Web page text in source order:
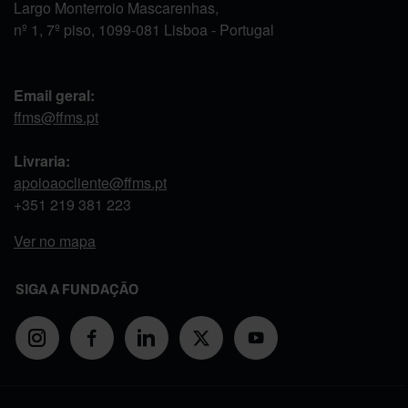
Largo Monterroio Mascarenhas,
nº 1, 7º piso, 1099-081 Lisboa - Portugal
Email geral:
ffms@ffms.pt
Livraria:
apoioaocliente@ffms.pt
+351 219 381 223
Ver no mapa
SIGA A FUNDAÇÃO